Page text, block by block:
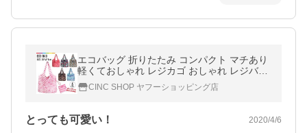
エコバッグ 折りたたみ コンパクト マチあり
軽くておしゃれ レジカゴ おしゃれ レジバッ
グ レジかごバッグ コンパクト
CINC SHOP ヤフーショッピング店
とっても可愛い！ 2020/4/6